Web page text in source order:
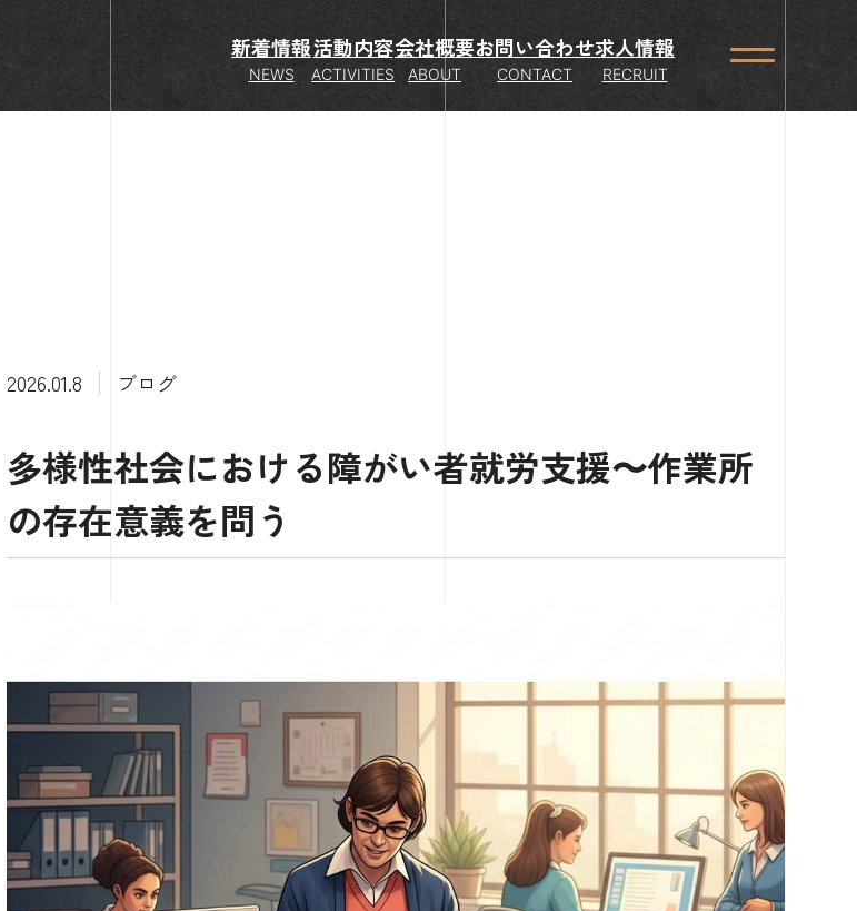
新着情報
NEWS
活動内容
ACTIVITIES
会社概要
ABOUT
お問い合わせ
CONTACT
求人情報
RECRUIT
2026.01.8 ブログ
多様性社会における障がい者就労支援〜作業所
の存在意義を問う